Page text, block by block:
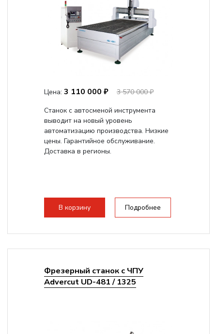
Цена: 3 110 000 ₽
3 570 000 ₽
Станок с автосменой инструмента
выводит на новый уровень
автоматизацию производства. Низкие
цены. Гарантийное обслуживание.
Доставка в регионы.
В корзину Подробнее
Фрезерный станок с ЧПУ
Advercut UD-481 / 1325